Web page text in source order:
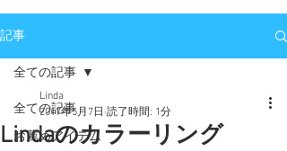
記事
全ての記事
お薦めアイテム
全ての記事
Lindaのカラーリング
Linda
2017年5月7日 読了時間: 1分